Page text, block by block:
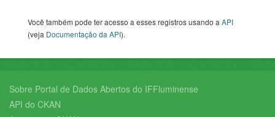
Você também pode ter acesso a esses registros usando aAPI
(veja Documentação da API).
Sobre Portal de Dados Abertos do IFFluminense
API do CKAN